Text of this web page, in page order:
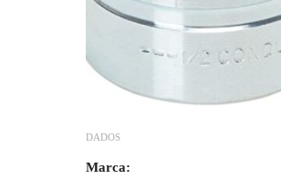
DADOS
Marca: